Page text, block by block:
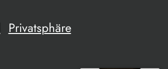
Privatsphäre